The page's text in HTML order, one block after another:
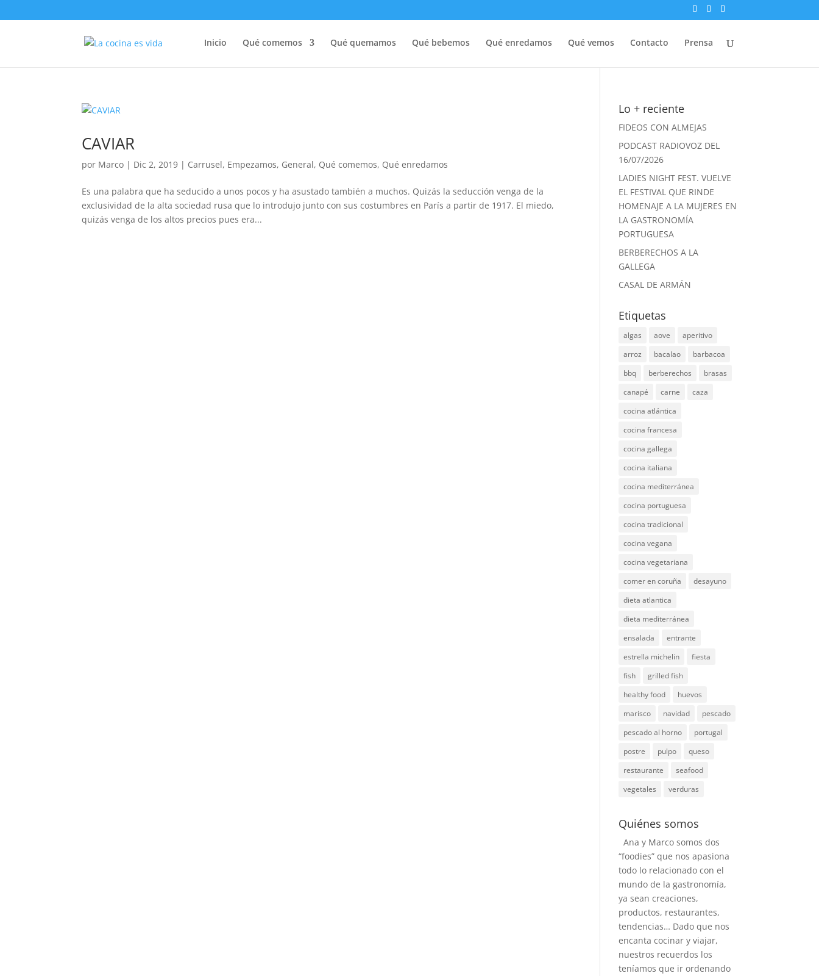
Inicio Qué comemos Qué quemamos Qué bebemos Qué enredamos Qué vemos Contacto Prensa
CAVIAR
por Marco | Dic 2, 2019 | Carrusel, Empezamos, General, Qué comemos, Qué enredamos
Es una palabra que ha seducido a unos pocos y ha asustado también a muchos. Quizás la seducción venga de la
exclusividad de la alta sociedad rusa que lo introdujo junto con sus costumbres en París a partir de 1917. El miedo,
quizás venga de los altos precios pues era...
Lo + reciente
FIDEOS CON ALMEJAS
PODCAST RADIOVOZ DEL
16/07/2026
LADIES NIGHT FEST. VUELVE
EL FESTIVAL QUE RINDE
HOMENAJE A LA MUJERES EN
LA GASTRONOMÍA
PORTUGUESA
BERBERECHOS A LA
GALLEGA
CASAL DE ARMÁN
Etiquetas
algas aove
aperitivo
arroz
bacalao
barbacoa
bbq
berberechos
brasas
canapé
carne
caza
cocina atlántica
cocina francesa
cocina gallega
cocina italiana
cocina mediterránea
cocina portuguesa
cocina tradicional
cocina vegana
cocina vegetariana
comer en coruña
desayuno
dieta atlantica
dieta mediterránea
ensalada
entrante
estrella michelin
fiesta
fish
grilled fish
healthy food
huevos
marisco
navidad
pescado
pescado al horno
portugal
postre
pulpo
queso
restaurante
seafood
vegetales
verduras
Quiénes somos
Ana y Marco somos dos
“foodies” que nos apasiona
todo lo relacionado con el
mundo de la gastronomía,
ya sean creaciones,
productos, restaurantes,
tendencias… Dado que nos
encanta cocinar y viajar,
nuestros recuerdos los
teníamos que ir ordenando